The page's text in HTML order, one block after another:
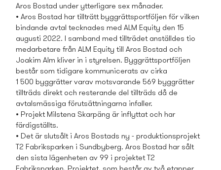
Aros Bostad under ytterligare sex månader.
• Aros Bostad har tillträtt byggrättsportföljen för vilken
bindande avtal tecknades med ALM Equity den 15
augusti 2022. I samband med tillträdet anställdes tio
medarbetare från ALM Equity till Aros Bostad och
Joakim Alm kliver in i styrelsen. Byggrättsportföljen
består som tidigare kommunicerats av cirka
1 500 byggrätter varav motsvarande 569 byggrätter
tillträds direkt och resterande del tillträds då de
avtalsmässiga förutsättningarna infaller.
• Projekt Milstena Skarpäng är inflyttat och har
färdigställts.
• Det är slutsålt i Aros Bostads­ ny - produktionsprojekt
T2 Fabriksparken i Sundbyberg. Aros Bostad har sålt
den sista lägenheten av 99 i projektet T2